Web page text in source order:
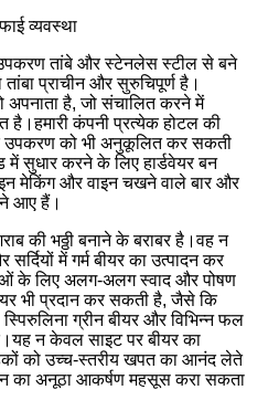
व्यवस्था
तांबे और स्टेनलेस स्टील से बने
प्राचीन और सुरुचिपूर्ण है।
अपनाता है, जो संचालित करने में
कंपनी प्रत्येक होटल की
उपकरण को भी अनुकूलित कर सकती
सुधार करने के लिए हार्डवेयर बन
मेकिंग और वाइन चखने वाले बार और
आए हैं।
की भठ्ठी बनाने के बराबर है।वह न
में गर्म बीयर का उत्पादन कर
के लिए अलग-अलग स्वाद और पोषण
भी प्रदान कर सकती है, जैसे कि
ग्रीन बीयर और विभिन्न फल
न केवल साइट पर बीयर का
को उच्च-स्तरीय खपत का आनंद लेते
का अनूठा आकर्षण महसूस करा सकता